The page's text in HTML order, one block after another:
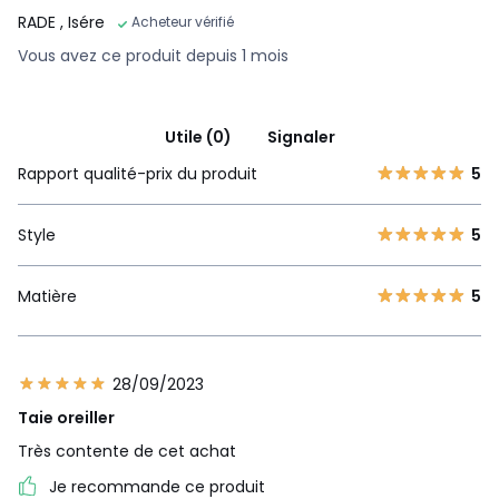
RADE , Isére Acheteur vérifié
Vous avez ce produit depuis 1 mois
Utile (0)
Signaler
Rapport qualité-prix du produit
5
Style 5
Matière 5
28/09/2023
Taie oreiller
Très contente de cet achat
Je recommande ce produit